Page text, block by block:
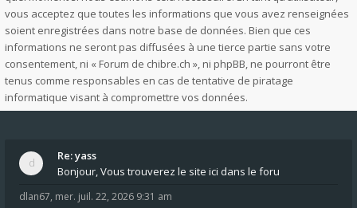
vous acceptez que toutes les informations que vous avez renseignées
soient enregistrées dans notre base de données. Bien que ces
informations ne seront pas diffusées à une tierce partie sans votre
consentement, ni « Forum de chibre.ch », ni phpBB, ne pourront être
tenus comme responsables en cas de tentative de piratage
informatique visant à compromettre vos données.
Re: yass
Bonjour, Vous trouverez le site ici dans le foru
dlan67, mer. juil. 22, 2026 9:31 am